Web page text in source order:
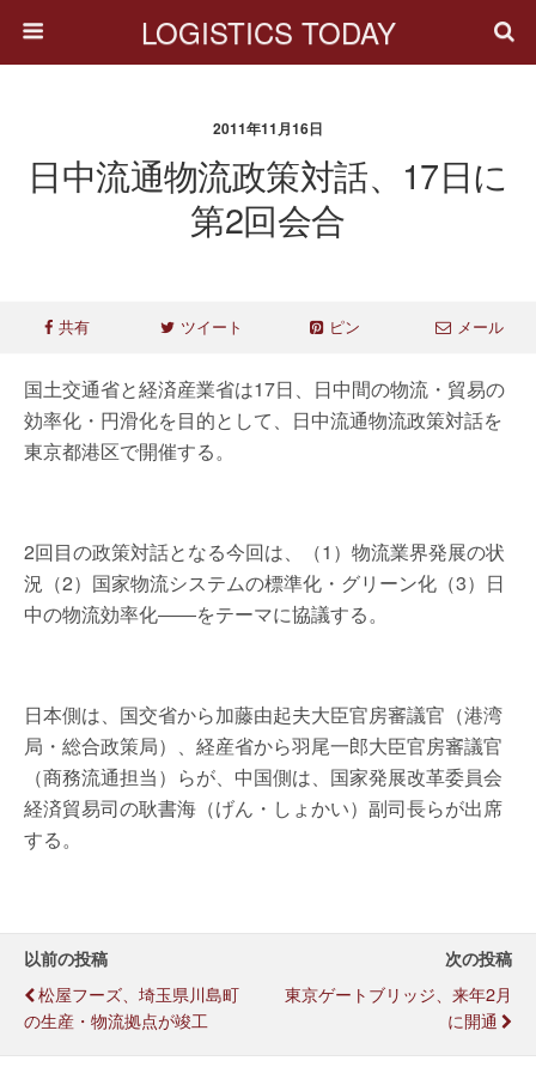
LOGISTICS TODAY
2011年11月16日
日中流通物流政策対話、17日に
第2回会合
共有 ツイート ピン メール
国土交通省と経済産業省は17日、日中間の物流・貿易の
効率化・円滑化を目的として、日中流通物流政策対話を
東京都港区で開催する。
2回目の政策対話となる今回は、（1）物流業界発展の状
況（2）国家物流システムの標準化・グリーン化（3）日
中の物流効率化――をテーマに協議する。
日本側は、国交省から加藤由起夫大臣官房審議官（港湾
局・総合政策局）、経産省から羽尾一郎大臣官房審議官
（商務流通担当）らが、中国側は、国家発展改革委員会
経済貿易司の耿書海（げん・しょかい）副司長らが出席
する。
以前の投稿
松屋フーズ、埼玉県川島町
の生産・物流拠点が竣工
次の投稿
東京ゲートブリッジ、来年2月
に開通